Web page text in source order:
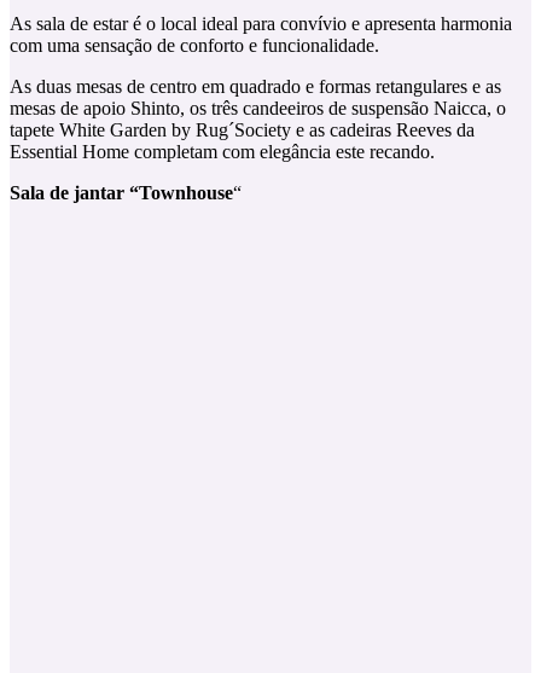
As sala de estar é o local ideal para convívio e apresenta harmonia
com uma sensação de conforto e funcionalidade.
As duas mesas de centro em quadrado e formas retangulares e as
mesas de apoio Shinto, os três candeeiros de suspensão Naicca, o
tapete White Garden by Rug´Society e as cadeiras Reeves da
Essential Home completam com elegância este recando.
Sala de jantar “Townhouse“